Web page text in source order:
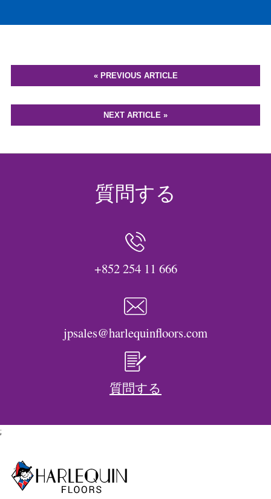
« PREVIOUS ARTICLE
NEXT ARTICLE »
質問する
+852 254 11 666
jpsales@harlequinfloors.com
質問する
;